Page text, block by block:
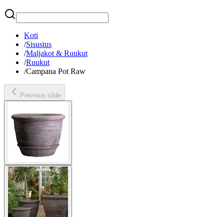
Etsi
Koti
/Sisustus
/Maljakot & Ruukut
/Ruukut
/Campana Pot Raw
Previous slide